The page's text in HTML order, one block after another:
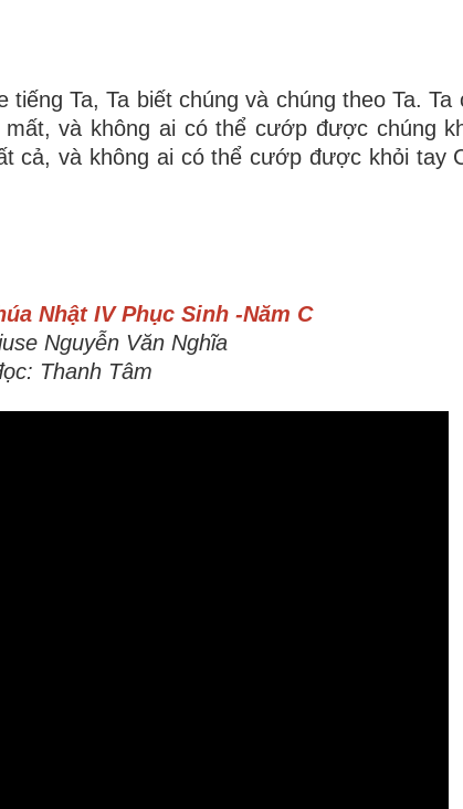
Ta, Ta biết chúng và chúng theo Ta. Ta
và không ai có thể cướp được chúng
cả, và không ai có thể cướp được khỏi tay
Nhật IV Phục Sinh -Năm C
Nguyễn Văn Nghĩa
Thanh Tâm